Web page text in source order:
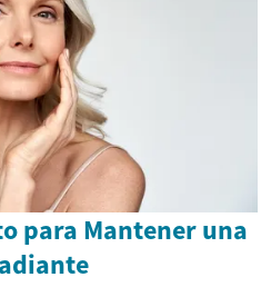
para Mantener una